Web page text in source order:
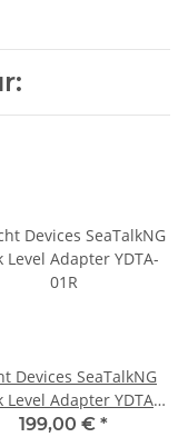
Devices SeaTalkNG
Level Adapter YDTA-
01R
199,00 € *